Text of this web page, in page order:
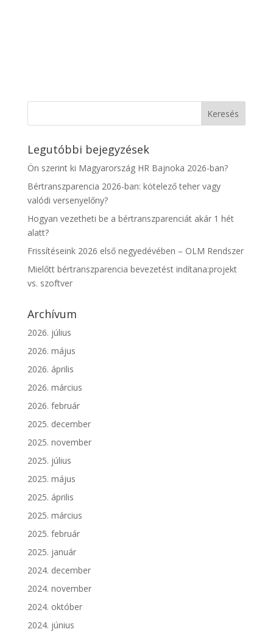
Legutóbbi bejegyzések
Ön szerint ki Magyarország HR Bajnoka 2026-ban?
Bértranszparencia 2026-ban: kötelező teher vagy
valódi versenyelőny?
Hogyan vezetheti be a bértranszparenciát akár 1 hét
alatt?
Frissítéseink 2026 első negyedévében – OLM Rendszer
Mielőtt bértranszparencia bevezetést indítana:projekt
vs. szoftver
Archívum
2026. július
2026. május
2026. április
2026. március
2026. február
2025. december
2025. november
2025. július
2025. május
2025. április
2025. március
2025. február
2025. január
2024. december
2024. november
2024. október
2024. június